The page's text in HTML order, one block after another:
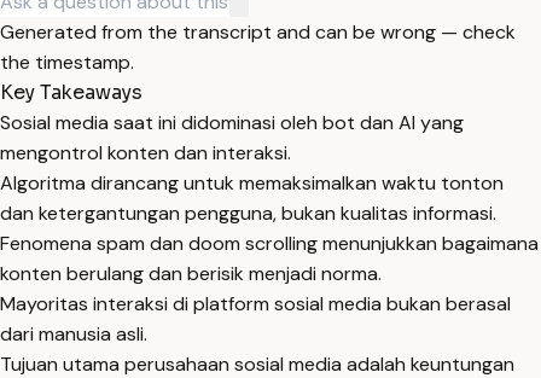
Generated from the transcript and can be wrong — check
the timestamp.
Key Takeaways
Sosial media saat ini didominasi oleh bot dan AI yang
mengontrol konten dan interaksi.
Algoritma dirancang untuk memaksimalkan waktu tonton
dan ketergantungan pengguna, bukan kualitas informasi.
Fenomena spam dan doom scrolling menunjukkan bagaimana
konten berulang dan berisik menjadi norma.
Mayoritas interaksi di platform sosial media bukan berasal
dari manusia asli.
Tujuan utama perusahaan sosial media adalah keuntungan